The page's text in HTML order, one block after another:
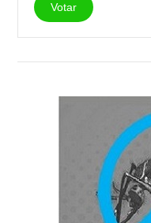
Votar